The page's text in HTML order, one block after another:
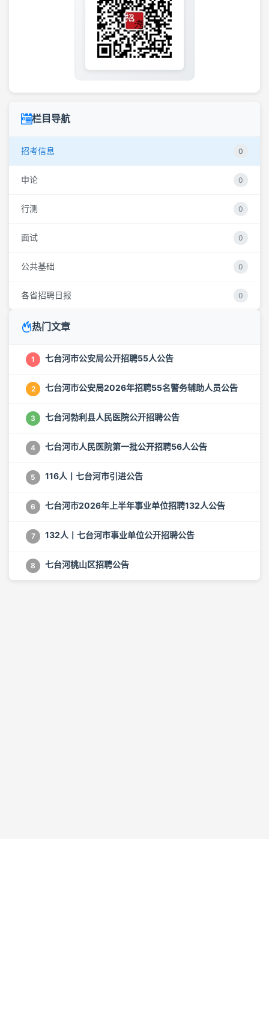
栏目导航
招考信息 0
申论 0
行测 0
面试 0
公共基础 0
各省招聘日报 0
热门文章
1 七台河市公安局公开招聘55人公告
2 七台河市公安局2026年招聘55名警务辅助人员公告
3 七台河勃利县人民医院公开招聘公告
4 七台河市人民医院第一批公开招聘56人公告
5 116人丨七台河市引进公告
6 七台河市2026年上半年事业单位招聘132人公告
7 132人丨七台河市事业单位公开招聘公告
8 七台河桃山区招聘公告